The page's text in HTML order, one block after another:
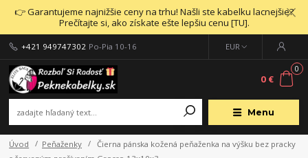
👉 Garantujeme najnižšie ceny na trhu! Našli ste kabelku lacnejšie?
Prečítajte si, ako získate ešte lepšiu cenu [TU].
Menu
EUR
+421 949747302 Po-Pia 10-16
0
0 €
Úvod Peňaženky
Čierna pánska kožená peňaženka na výšku bez pracky